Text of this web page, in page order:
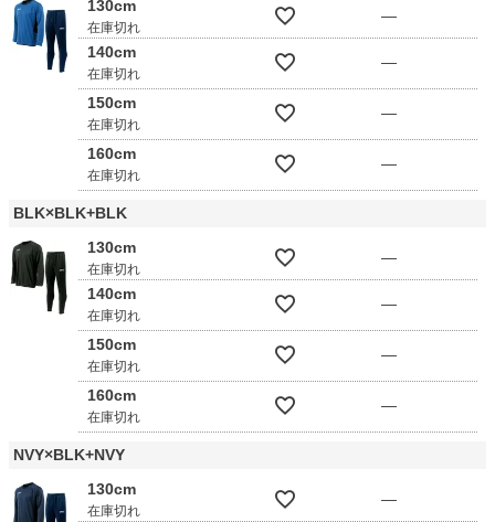
130cm
在庫切れ
—
140cm
在庫切れ
—
150cm
在庫切れ
—
160cm
在庫切れ
—
BLK×BLK+BLK
130cm
在庫切れ
—
140cm
在庫切れ
—
150cm
在庫切れ
—
160cm
在庫切れ
—
NVY×BLK+NVY
130cm
在庫切れ
—